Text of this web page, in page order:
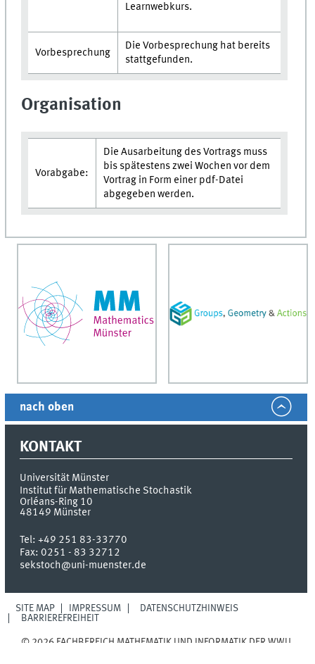
Learnwebkurs.
Vorbesprechung
Die Vorbesprechung hat bereits
stattgefunden.
Organisation
Vorabgabe:
Die Ausarbeitung des Vortrags muss
bis spätestens zwei Wochen vor dem
Vortrag in Form einer pdf-Datei
abgegeben werden.
nach oben
KONTAKT
Universität Münster
Institut für Mathematische Stochastik
Orléans-Ring 10
48149 Münster
Tel:+49 251 83-33770
Fax:0251 - 83 32712
sekstoch@uni-muenster.de
SITE MAP IMPRESSUM
DATENSCHUTZHINWEIS
BARRIEREFREIHEIT
© 2026 FACHBEREICH MATHEMATIK UND INFORMATIK DER WWU